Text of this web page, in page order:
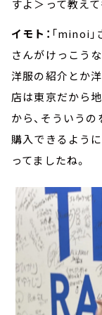
すよ＞って教えて
イモト： 「minoi
さんがけっこう
洋服の紹介とか
店は東京だから
から、そういう
購入できるよう
ってましたね。